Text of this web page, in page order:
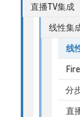
直播TV集成
线性集
线
分
直